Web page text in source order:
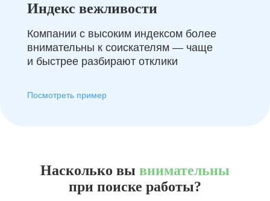
Индекс вежливости
Компании с высоким индексом более
внимательны к соискателям — чаще
и быстрее разбирают отклики
Посмотреть пример
Насколько вы внимательны
при поиске работы?